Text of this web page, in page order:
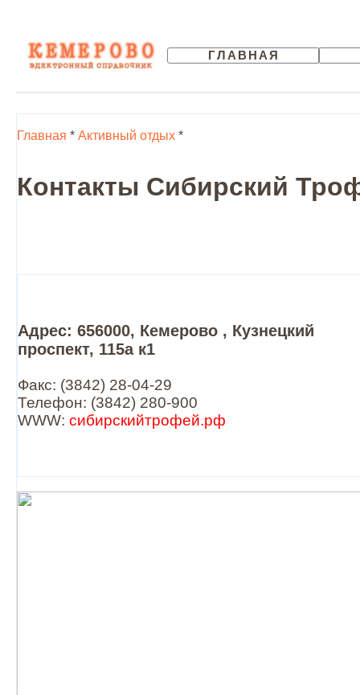
ГЛАВНАЯ
Главная * Активный отдых *
Контакты Сибирский
Адрес: 656000, Кемерово , Кузнецкий
проспект, 115а к1
Факс: (3842) 28-04-29
Телефон: (3842) 280-900
WWW: сибирскийтрофей.рф